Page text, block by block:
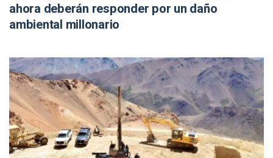
ahora deberán responder por un daño
ambiental millonario